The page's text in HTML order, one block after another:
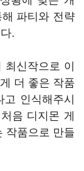
파티와 전략
.
신작으로 이
더 좋은 작품
인식해주시
음 디지몬 게
작품으로 만들